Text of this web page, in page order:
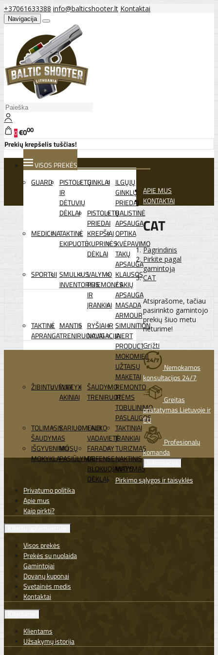
+37061633388 info@balticshooter.lt Kontaktai
Navigacija
0€000
Prekių krepšelis tuščias!
VISOS PREKĖS
GUARD
PISTOLETŲ
IR
DĖTUVIŲ
DĖKLAI
GINKLAI ILGŲJŲ
GINKLŲ
PRIEDAI
PISTOLETŲ
PRIEDAI
BALISTINĖ
APSAUGA
MEDICINATAKTINĖ
EKIPUOTĖ
KREPŠIAI
KUPRINĖS
DĖKLAI
OPTIKA
KVĖPAVIMO
TAKŲ
APSAUGA
SPORTUI SMULKUS
INVENTORIUS
VALYMO
PRIEMONĖS
IR
ĮRANKIAI
KLAUSOS
/ AKIŲ
APSAUGA
MASADA
ARMOUR
TAKTINĖ
APRANGA
MANTIS
TRENIRUOKLIAI
RYŠIAI IR
NAVIGACIJA
SIMUNITION
INERT
PRODUCTS
MOKOMIEJI
UŽTAISŲ
MAKETAI
ŽIBINTUVĖLIAI
WILEYX
AKINIAI
ŠAUDYMO
TRENIRUOTĖMS
REMONTO
IR
TOBULINIMO
PASLAUGOS
TOLIMASIS
ŠAUDYMAS
KARIUOMENEI
LAUKO
VADAVIETĖ
TAKTINIAI
ĮRANKIAI
IŠGYVENIMO
MOKYKLA
MŪSŲ
PASIŪLYMAI
FARADAY
DEFENSE
BLOKUOJANTYS
DĖKLAI
TURIZMAS
NAKTINIS
MATYMAS
APIE MUS
KONTAKTAI
CAT
Pagrindinis
Pirkite pagal
gamintoją
CAT
Atsiprašome, tačiau
pasirinkto gamintojo
prekių šiuo metu
neturime!
Grįžti
Nemokamos
konsultacijos 24/7
Greitas
pristatymas Lietuvoje ir
EU
Profesionalų
komanda
Pirkimo sąlygos ir taisyklės
Privatumo politika
Apie mus
Kaip pirkti?
Visos prekės
Prekės su nuolaida
Gamintojai
Dovanų kuponai
Svetainės medis
Kontaktai
Klientams
Užsakymų istorija